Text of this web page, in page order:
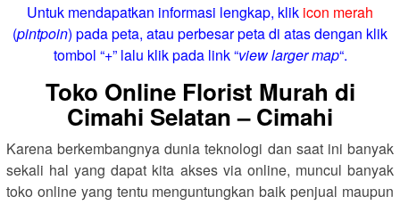
Untuk mendapatkan informasi lengkap, klik icon merah
(pintpoin) pada peta, atau perbesar peta di atas dengan klik
tombol “+” lalu klik pada link “view larger map“.
Toko Online Florist Murah di
Cimahi Selatan – Cimahi
Karena berkembangnya dunia teknologi dan saat ini banyak
sekali hal yang dapat kita akses via online, muncul banyak
toko online yang tentu menguntungkan baik penjual maupun